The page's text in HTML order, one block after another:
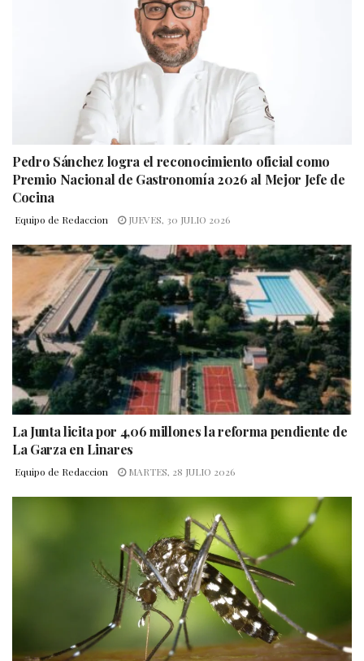
Pedro Sánchez logra el reconocimiento oficial como
Premio Nacional de Gastronomía 2026 al Mejor Jefe de
Cocina
Equipo de Redaccion JUEVES, 30 JULIO 2026
La Junta licita por 4,06 millones la reforma pendiente de
La Garza en Linares
Equipo de Redaccion MARTES, 28 JULIO 2026